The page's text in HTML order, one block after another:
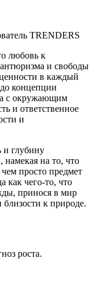
TRENDERS
любовь к
и свободы
в каждый
концепции
с окружающим
и ответственное
и
и глубину
намекая на то, что
просто предмет
как чего-то, что
принося в мир
к природе.
роста.